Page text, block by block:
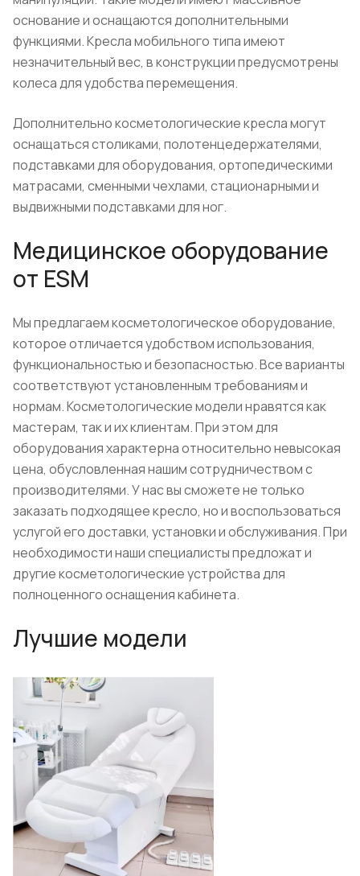
основание и оснащаются дополнительными
функциями. Кресла мобильного типа имеют
незначительный вес, в конструкции предусмотрены
колеса для удобства перемещения.
Дополнительно косметологические кресла могут
оснащаться столиками, полотенцедержателями,
подставками для оборудования, ортопедическими
матрасами, сменными чехлами, стационарными и
выдвижными подставками для ног.
Медицинское оборудование
от ESM
Мы предлагаем косметологическое оборудование,
которое отличается удобством использования,
функциональностью и безопасностью. Все варианты
соответствуют установленным требованиям и
нормам. Косметологические модели нравятся как
мастерам, так и их клиентам. При этом для
оборудования характерна относительно невысокая
цена, обусловленная нашим сотрудничеством с
производителями. У нас вы сможете не только
заказать подходящее кресло, но и воспользоваться
услугой его доставки, установки и обслуживания. При
необходимости наши специалисты предложат и
другие косметологические устройства для
полноценного оснащения кабинета.
Лучшие модели